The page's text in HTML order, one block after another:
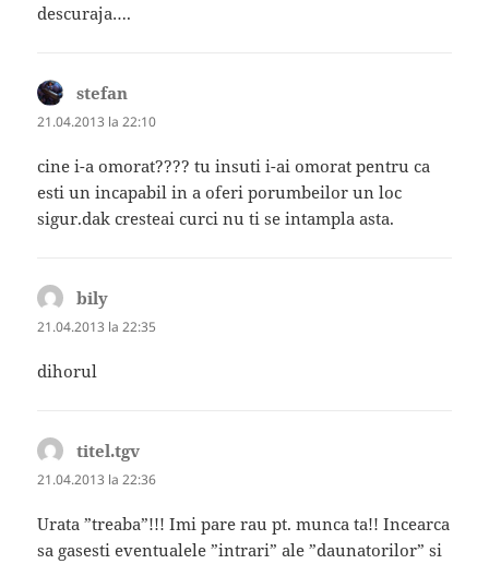
descuraja….
stefan
21.04.2013 la 22:10
cine i-a omorat???? tu insuti i-ai omorat pentru ca
esti un incapabil in a oferi porumbeilor un loc
sigur.dak cresteai curci nu ti se intampla asta.
bily
21.04.2013 la 22:35
dihorul
titel.tgv
21.04.2013 la 22:36
Urata ”treaba”!!! Imi pare rau pt. munca ta!! Incearca
sa gasesti eventualele ”intrari” ale ”daunatorilor” si